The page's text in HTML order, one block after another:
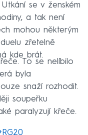
se v ženském
a tak není
mohou některým
zřetelně
kde brát.
To se nelíbilo
byla
snaží rozhodit.
soupeřku
paralyzují křeče.